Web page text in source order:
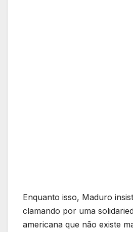
Enquanto isso, Maduro
clamando por uma
americana que não existe